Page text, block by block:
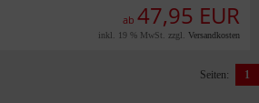
ab 47,95 EUR
inkl. 19 % MwSt. zzgl. Versandkosten
Seiten: 1